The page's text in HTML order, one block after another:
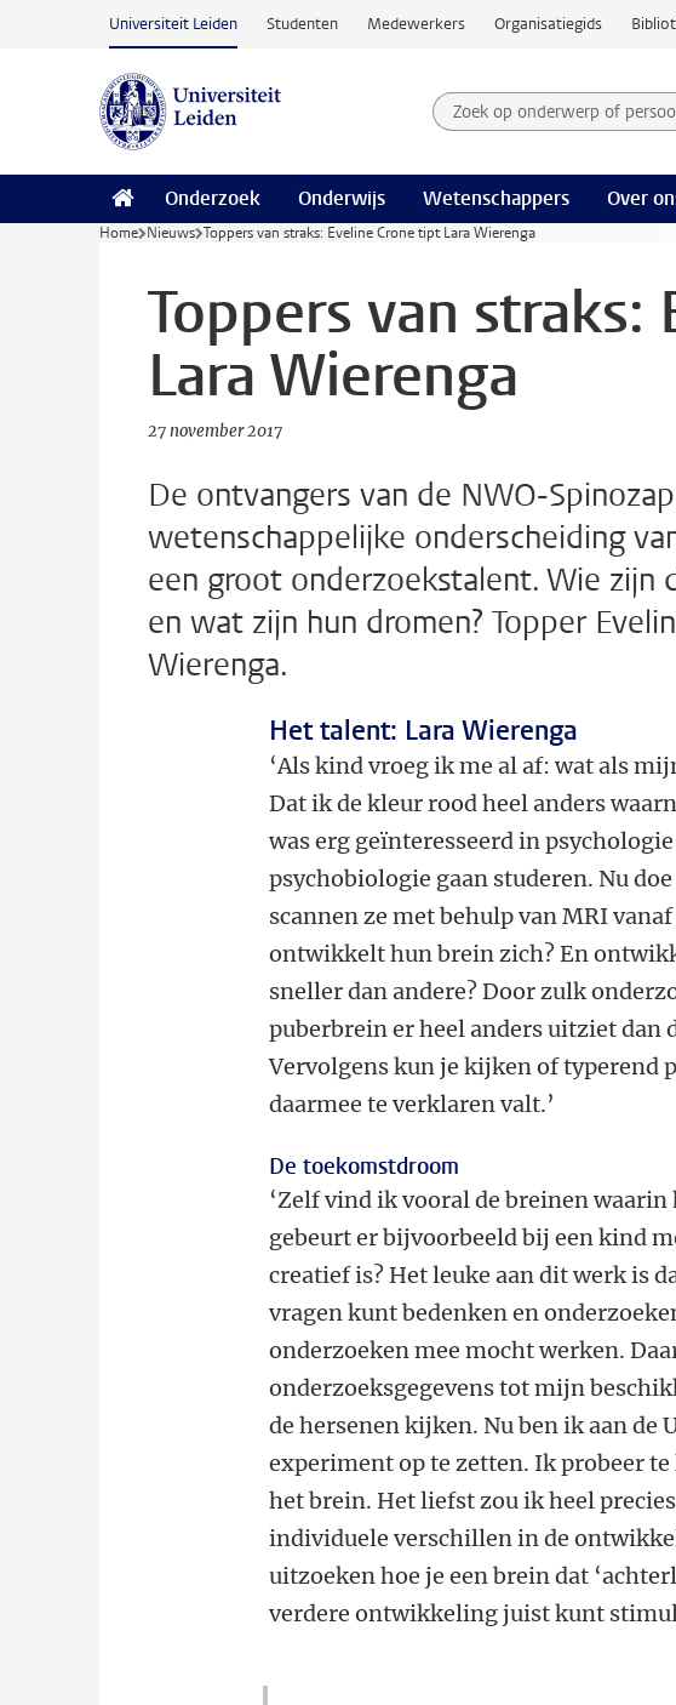
Ga naar hoofdinhoud
Universiteit Leiden Studenten Medewerkers Organisatiegids
Zoek op onderwerp of
Zoekterm
Onderzoek Onderwijs Wetenschappers Over
Home Nieuws Toppers van straks: Eveline Crone tipt Lara Wierenga
Toppers van
Lara Wierenga
27 november 2017
De ontvangers van de NWO-
wetenschappelijke onderscheiding
een groot onderzoekstalent. Wie zijn
en wat zijn hun dromen? Topper
Wierenga.
Het talent: Lara Wierenga
‘Als kind vroeg ik me al af: wat als
Dat ik de kleur rood heel anders
was erg geïnteresseerd in
psychobiologie gaan studeren. Nu
scannen ze met behulp van MRI
ontwikkelt hun brein zich? En
sneller dan andere? Door zulk
puberbrein er heel anders uitziet dan
Vervolgens kun je kijken of typerend
daarmee te verklaren valt.’
De toekomstdroom
‘Zelf vind ik vooral de breinen
gebeurt er bijvoorbeeld bij een kind
creatief is? Het leuke aan dit werk is
vragen kunt bedenken en
onderzoeken mee mocht werken.
onderzoeksgegevens tot mijn
de hersenen kijken. Nu ben ik aan
experiment op te zetten. Ik probeer
het brein. Het liefst zou ik heel
individuele verschillen in de
uitzoeken hoe je een brein dat
verdere ontwikkeling juist kunt